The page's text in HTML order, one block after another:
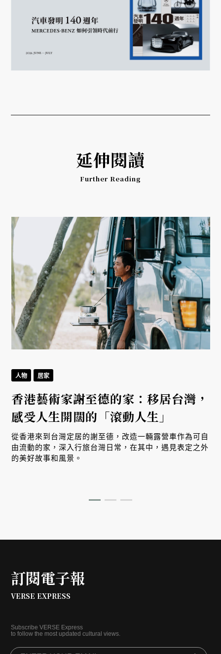
延伸閱讀
Further Reading
人物 居家
香港藝術家謝至德的家：移居台灣，
感受人生開闊的「滾動人生」
從香港來到台灣定居的謝至德，改造一輛露營車作為可自
由流動的家，深入行旅台灣日常，在其中，遇見表定之外
的美好故事和風景。
訂閱電子報
VERSE EXPRESS
Subscribe VERSE Express
to follow the most updated cultural views.